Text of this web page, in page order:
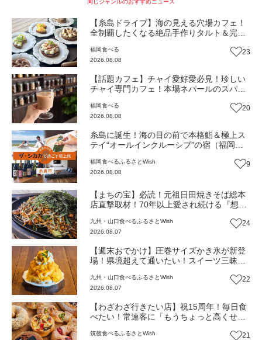
同じジャンルのおすすめニュース
【糸島ドライブ】海の見える穴場カフェ！
全制覇したくなる絶品手作りタルト＆完全
ら糸島』（福岡・糸島市）【まち歩き】
福岡食べる
2026.08.08
23
【話題カフェ】チャイ愛好愛必見！珍しい
チャイ専門カフェ！本場ネパールのスパイ
ン（福岡市南区）【まち歩き】
福岡食べる
2026.08.08
20
糸島に誕生！海の目の前で本格鮨＆極上ス
テイ“オールインクルーシブ”の宿（福岡・
福岡食べる ふるさとWish
2026.08.08
9
【まちの宝】必読！元祖日田焼きそば総本
店直撃取材！70年以上愛され続ける『想夫
（大分・日田市）【まち歩き】
九州・山口食べる ふるさとWish
2026.08.07
24
【週末おでかけ】圧巻サイズかき氷が新登
場！県境超えて通いたい！スイーツ三昧の
（大分・日田市）【まち歩き】
九州・山口食べる ふるさとWish
2026.08.07
22
【わざわざ行きたい店】祝15周年！毎日食
べたい！常連客に「もうちょっと高くせん
おいしいもの『ニコパン』（福岡・大木
筑後食べる ふるさとWish 21